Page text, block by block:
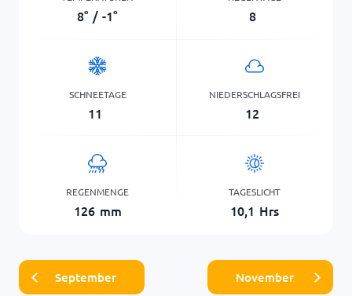
8° / -1° 8
SCHNEETAGE
11
NIEDERSCHLAGSFREI
12
REGENMENGE
126 mm
TAGESLICHT
10,1 Hrs
September November